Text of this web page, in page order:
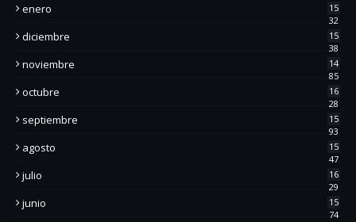
enero
15
32
diciembre
15
38
noviembre
14
85
octubre
16
28
septiembre
15
93
agosto
15
47
julio
16
29
junio
15
74